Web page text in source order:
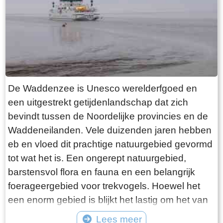
want deze is aan de binnenkant ook de moeite
waard. Er hangt een aantal historische houten
rouwborden aan de muur. In de huizen brandt
licht en de kachel. Aan de andere kant van de
terp loop je weer naar beneden, nu via voetpad
van gele klinkers. Als je daarna links aanhoudt
kom je gewoon weer uit waar je bent begonnen.
Het is moeilijk voor te stellen dat een dergelijk
terp ooit door mensenhanden is gemaakt.
Terpen hadden een belangrijke functie als
bescherming tegen overstromingen vanuit zee.
Na de aanleg van dijken werden ze, ontdaan
van hun nut, voor het grootste deel weer
afgegraven. De vruchtbare grond naar elders
verscheept. Hoe rigoureus deze vorm van
De Waddenzee is Unesco werelderfgoed en
een uitgestrekt getijdenlandschap dat zich
bevindt tussen de Noordelijke provincies en de
Waddeneilanden. Vele duizenden jaren hebben
eb en vloed dit prachtige natuurgebied gevormd
tot wat het is. Een ongerept natuurgebied,
barstensvol flora en fauna en een belangrijk
foerageergebied voor trekvogels. Hoewel het
een enorm gebied is blijkt het lastig om het van
dichtbij te zien en ervaren. Natuurlijk kun je in
Lees meer